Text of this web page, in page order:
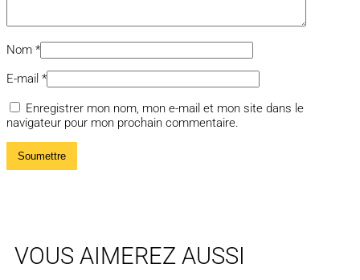
Nom *
E-mail *
Enregistrer mon nom, mon e-mail et mon site dans le
navigateur pour mon prochain commentaire.
VOUS AIMEREZ AUSSI